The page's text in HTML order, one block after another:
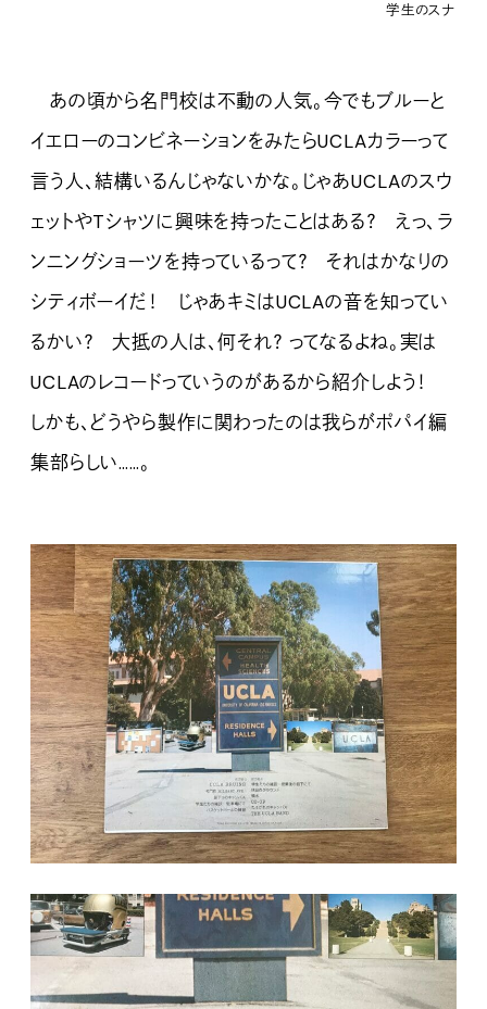
学生のスナップや生協の紹
あの頃から名門校は不動の人気。今でもブルーと
イエローのコンビネーションをみたらUCLAカラーって
言う人、結構いるんじゃないかな。じゃあUCLAのスウ
ェットやTシャツに興味を持ったことはある？ えっ、ラ
ンニングショーツを持っているって？ それはかなりの
シティボーイだ！ じゃあキミはUCLAの音を知ってい
るかい？ 大抵の人は、何それ？ ってなるよね。実は
UCLAのレコードっていうのがあるから紹介しよう！
しかも、どうやら製作に関わったのは我らがポパイ編
集部らしい……。